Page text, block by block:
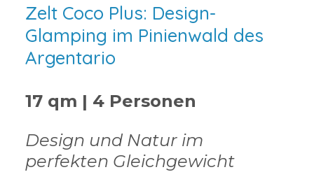
Zelt Coco Plus: Design-
Glamping im Pinienwald des
Argentario
17 qm | 4 Personen
Design und Natur im
perfekten Gleichgewicht